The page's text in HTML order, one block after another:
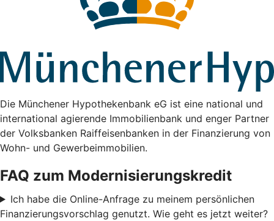
Die Münchener Hypothekenbank eG ist eine national und
international agierende Immobilienbank und enger Partner
der Volksbanken Raiffeisenbanken in der Finanzierung von
Wohn- und Gewerbeimmobilien.
FAQ zum Modernisierungskredit
Ich habe die Online-Anfrage zu meinem persönlichen
Finanzierungsvorschlag genutzt. Wie geht es jetzt weiter?